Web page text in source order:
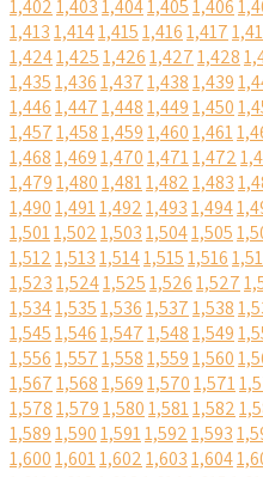
1,4021,4031,4041,4051,406
1,4131,4141,4151,4161,417
1,4241,4251,4261,4271,428
1,4351,4361,4371,4381,439
1,4461,4471,4481,4491,450
1,4571,4581,4591,4601,461
1,4681,4691,4701,4711,472
1,4791,4801,4811,4821,483
1,4901,4911,4921,4931,494
1,5011,5021,5031,5041,505
1,5121,5131,5141,5151,516
1,5231,5241,5251,5261,527
1,5341,5351,5361,5371,538
1,5451,5461,5471,5481,549
1,5561,5571,5581,5591,560
1,5671,5681,5691,5701,571
1,5781,5791,5801,5811,582
1,5891,5901,5911,5921,593
1,6001,6011,6021,6031,604